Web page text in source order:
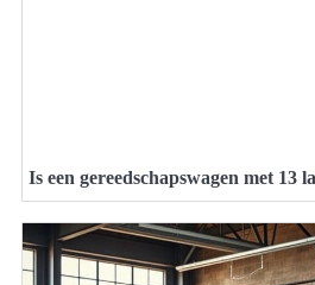
Is een gereedschapswagen met 13